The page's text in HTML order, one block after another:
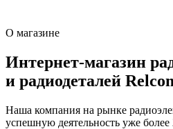
О магазине
Интернет-магазин
и радиодеталей
Наша компания на рынке
успешную деятельность уже более